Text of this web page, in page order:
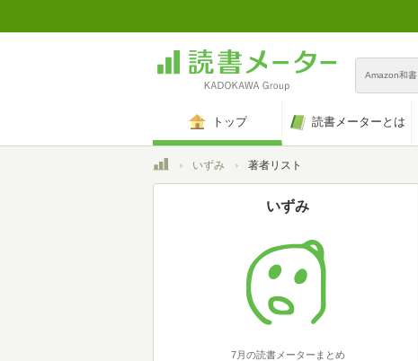
Amazon和書
トップ 読書メーターとは
トップいずみ 著者リスト
いずみ
7月の読書メーターまとめ